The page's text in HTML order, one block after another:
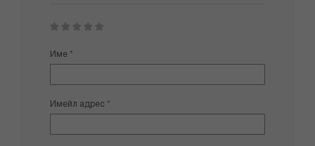
star
stars
stars
stars
stars
Име
Имейл адрес